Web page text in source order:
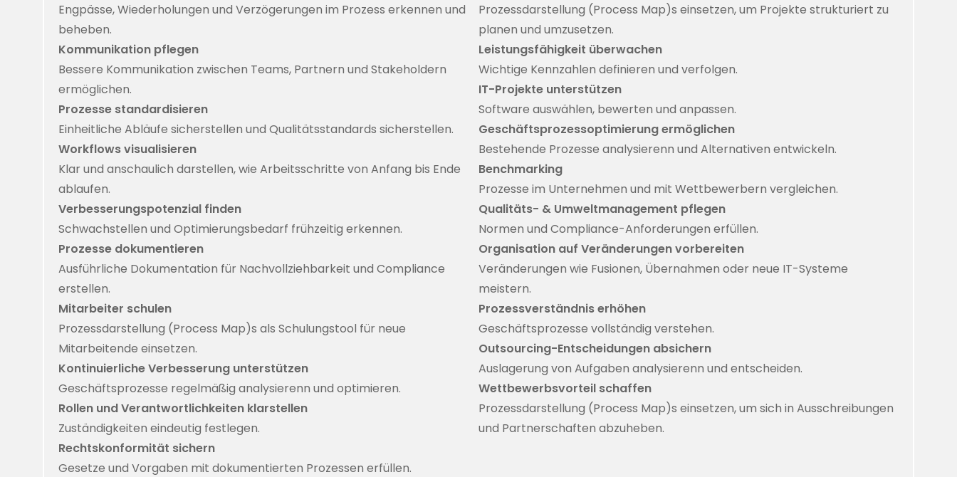
Engpässe, Wiederholungen und Verzögerungen im Prozess erkennen und
beheben.
Kommunikation pflegen
Bessere Kommunikation zwischen Teams, Partnern und Stakeholdern
ermöglichen.
Prozesse standardisieren
Einheitliche Abläufe sicherstellen und Qualitätsstandards sicherstellen.
Workflows visualisieren
Klar und anschaulich darstellen, wie Arbeitsschritte von Anfang bis Ende
ablaufen.
Verbesserungspotenzial finden
Schwachstellen und Optimierungsbedarf frühzeitig erkennen.
Prozesse dokumentieren
Ausführliche Dokumentation für Nachvollziehbarkeit und Compliance
erstellen.
Mitarbeiter schulen
Prozessdarstellung (Process Map)s als Schulungstool für neue
Mitarbeitende einsetzen.
Kontinuierliche Verbesserung unterstützen
Geschäftsprozesse regelmäßig analysierenn und optimieren.
Rollen und Verantwortlichkeiten klarstellen
Zuständigkeiten eindeutig festlegen.
Rechtskonformität sichern
Gesetze und Vorgaben mit dokumentierten Prozessen erfüllen.
Prozessdarstellung (Process Map)s einsetzen, um Projekte strukturiert zu
planen und umzusetzen.
Leistungsfähigkeit überwachen
Wichtige Kennzahlen definieren und verfolgen.
IT-Projekte unterstützen
Software auswählen, bewerten und anpassen.
Geschäftsprozessoptimierung ermöglichen
Bestehende Prozesse analysierenn und Alternativen entwickeln.
Benchmarking
Prozesse im Unternehmen und mit Wettbewerbern vergleichen.
Qualitäts- & Umweltmanagement pflegen
Normen und Compliance-Anforderungen erfüllen.
Organisation auf Veränderungen vorbereiten
Veränderungen wie Fusionen, Übernahmen oder neue IT-Systeme
meistern.
Prozessverständnis erhöhen
Geschäftsprozesse vollständig verstehen.
Outsourcing-Entscheidungen absichern
Auslagerung von Aufgaben analysierenn und entscheiden.
Wettbewerbsvorteil schaffen
Prozessdarstellung (Process Map)s einsetzen, um sich in Ausschreibungen
und Partnerschaften abzuheben.